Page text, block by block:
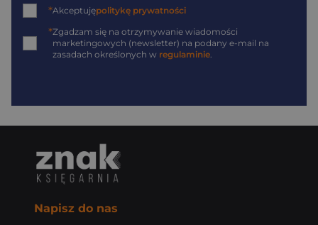
*Akceptujępolitykę prywatności
*Zgadzam się na otrzymywanie wiadomości
marketingowych (newsletter) na podany e-mail na
zasadach określonych w regulaminie.
Napisz do nas